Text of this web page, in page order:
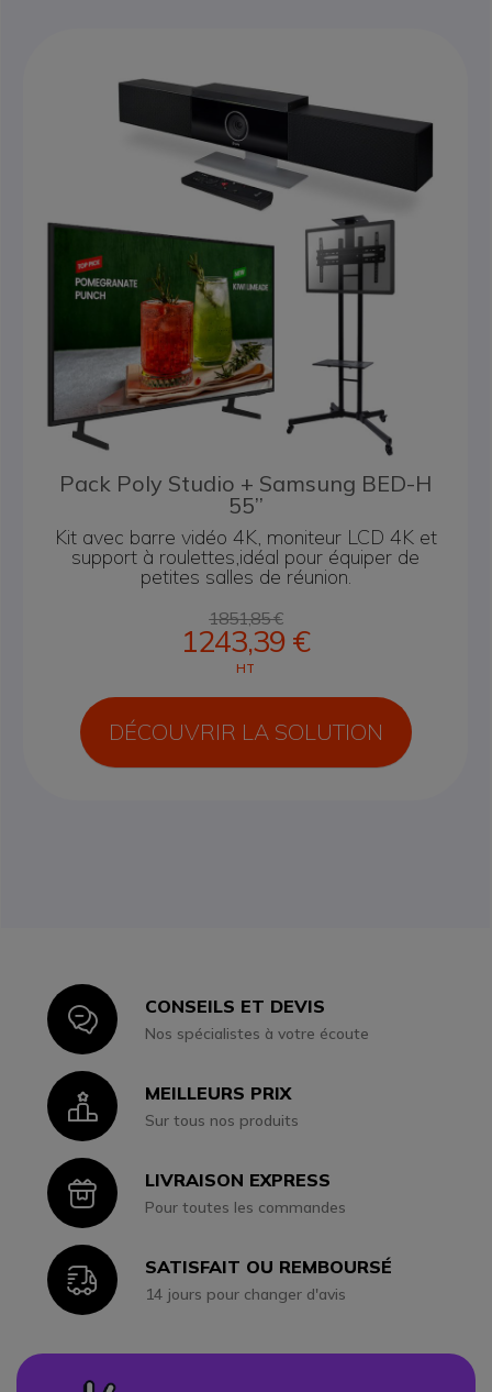
Pack Poly Studio + Samsung BED-H
55’’
Kit avec barre vidéo 4K, moniteur LCD 4K et
support à roulettes,idéal pour équiper de
petites salles de réunion.
1851,85 €
1243,39 €
HT
DÉCOUVRIR LA SOLUTION
IconCONSEILS ET DEVIS
Nos spécialistes à votre écoute
IconMEILLEURS PRIX
Sur tous nos produits
IconLIVRAISON EXPRESS
Pour toutes les commandes
IconSATISFAIT OU REMBOURSÉ
14 jours pour changer d'avis